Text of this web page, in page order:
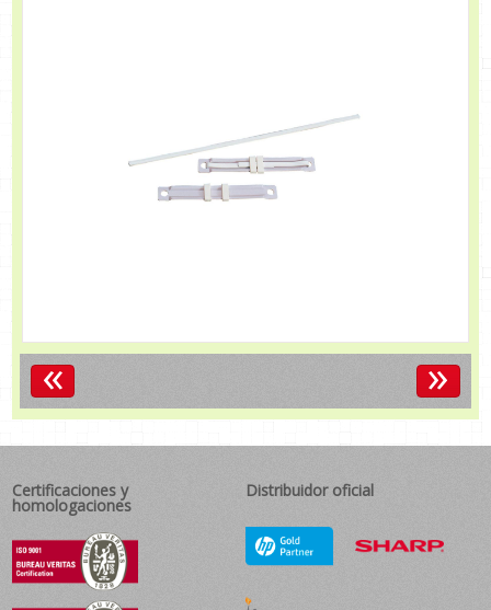
« »
Certificaciones y
homologaciones
Distribuidor oficial